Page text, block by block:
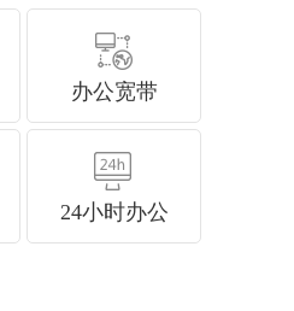
办公宽带
24小时办公